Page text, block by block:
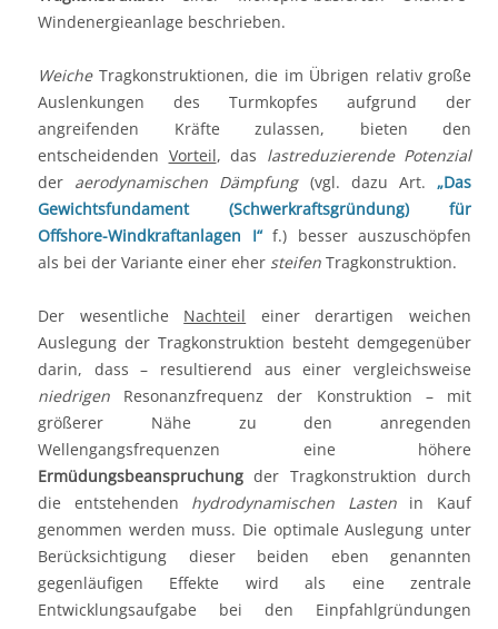
Windenergieanlage beschrieben.
WeicheTragkonstruktionen, die im Übrigen relativ große
Auslenkungen des Turmkopfes aufgrund der
angreifenden Kräfte zulassen, bieten den
entscheidenden Vorteil, das lastreduzierende Potenzial
der aerodynamischen Dämpfung(vgl. dazu Art.„Das
Gewichtsfundament (Schwerkraftsgründung) für
Offshore-Windkraftanlagen I“f.) besser auszuschöpfen
als bei der Variante einer eher steifen Tragkonstruktion.
Der wesentliche Nachteil einer derartigen weichen
Auslegung der Tragkonstruktion besteht demgegenüber
darin, dass – resultierend aus einer vergleichsweise
niedrigen Resonanzfrequenz der Konstruktion – mit
größerer Nähe zu den anregenden
Wellengangsfrequenzen eine höhere
Ermüdungsbeanspruchung der Tragkonstruktion durch
die entstehenden hydrodynamischen Lastenin Kauf
genommen werden muss. Die optimale Auslegung unter
Berücksichtigung dieser beiden eben genannten
gegenläufigen Effekte wird als eine zentrale
Entwicklungsaufgabe bei den Einpfahlgründungen